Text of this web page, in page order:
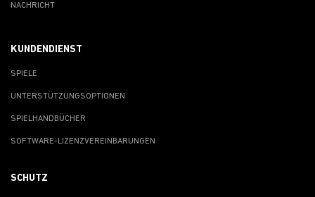
NACHRICHT
KUNDENDIENST
SPIELE
UNTERSTÜTZUNGSOPTIONEN
SPIELHANDBÜCHER
SOFTWARE-LIZENZVEREINBARUNGEN
SCHUTZ